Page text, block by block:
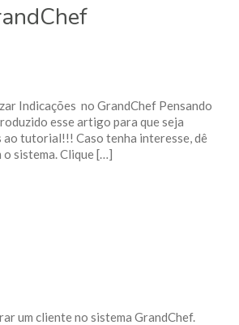
Indicações no GrandChef Pensando
esse artigo para que seja
ao tutorial!!! Caso tenha interesse, dê
sistema. Clique […]
um cliente no sistema GrandChef.